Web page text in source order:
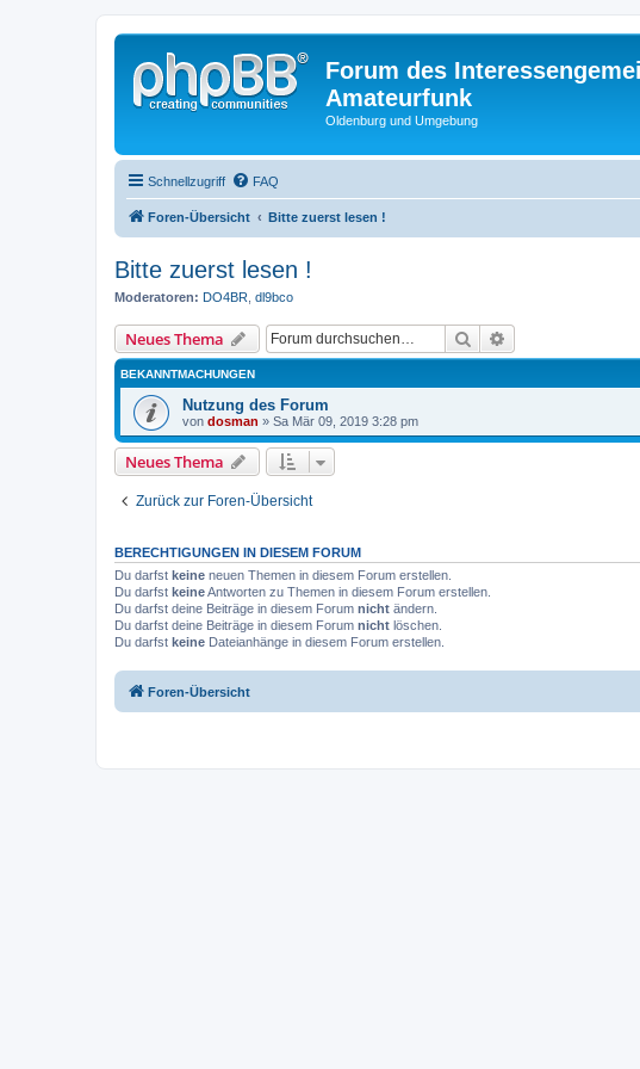
Forum des
Amateurfunk
Oldenburg und Umgebung
Schnellzugriff FAQ
Foren-Übersicht Bitte zuerst lesen !
Bitte zuerst lesen !
Moderatoren: DO4BR dl9bco
Neues Thema Suche
BEKANNTMACHUNGEN
Nutzung des Forum
von dosman » Sa Mär 09, 2019 3:28 pm
Neues Thema
Zurück zur Foren-Übersicht
BERECHTIGUNGEN IN DIESEM FORUM
Du darfst keine neuen Themen in diesem Forum erstellen.
Du darfst keineAntworten zu Themen in diesem Forum erstellen.
Du darfst deine Beiträge in diesem Forum nicht ändern.
Du darfst deine Beiträge in diesem Forum nicht löschen.
Du darfst keine Dateianhänge in diesem Forum erstellen.
Foren-Übersicht